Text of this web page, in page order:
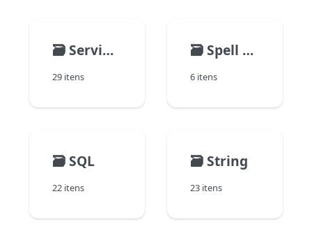
🗃️ Servidor Web
29 itens
🗃️Spell Checker
6 itens
🗃️ SQL
22 itens
🗃️String
23 itens